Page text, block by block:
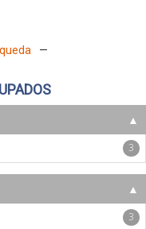
—
3
3